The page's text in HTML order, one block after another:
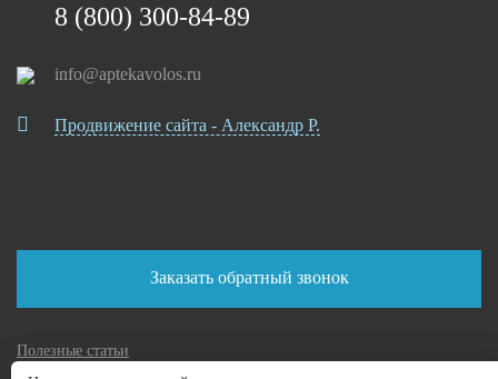
8 (800) 300-84-89
info@aptekavolos.ru
Продвижение сайта - Александр Р.
Заказать обратный звонок
Полезные статьи
Политика конфиденциальности